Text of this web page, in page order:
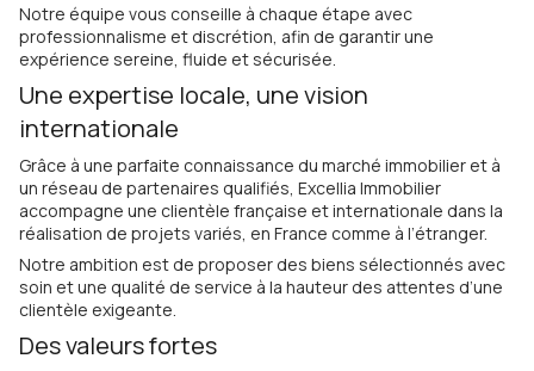
Notre équipe vous conseille à chaque étape avec
professionnalisme et discrétion, afin de garantir une
expérience sereine, fluide et sécurisée.
Une expertise locale, une vision
internationale
Grâce à une parfaite connaissance du marché immobilier et à
un réseau de partenaires qualifiés, Excellia Immobilier
accompagne une clientèle française et internationale dans la
réalisation de projets variés, en France comme à l’étranger.
Notre ambition est de proposer des biens sélectionnés avec
soin et une qualité de service à la hauteur des attentes d’une
clientèle exigeante.
Des valeurs fortes